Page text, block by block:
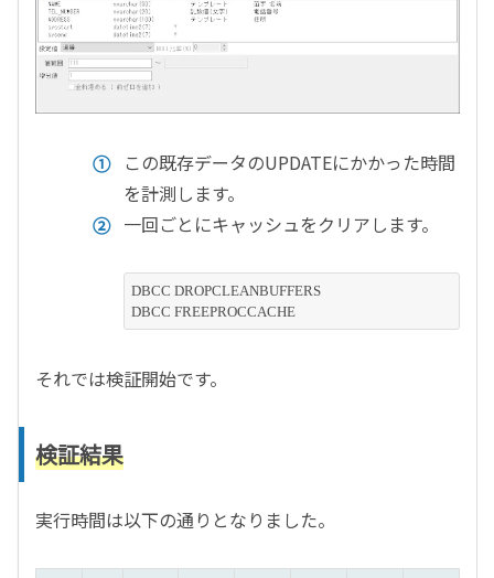
この既存データのUPDATEにかかった時間
を計測します。
一回ごとにキャッシュをクリアします。
DBCC DROPCLEANBUFFERS
それでは検証開始です。
検証結果
実行時間は以下の通りとなりました。